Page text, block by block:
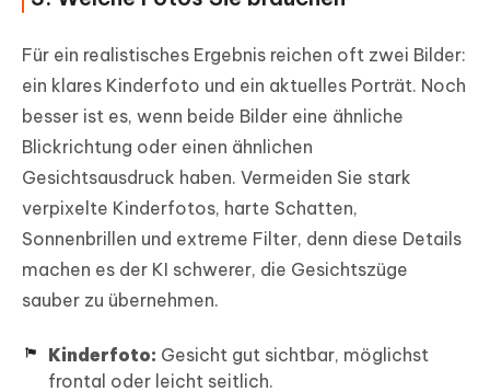
Für ein realistisches Ergebnis reichen oft zwei Bilder:
ein klares Kinderfoto und ein aktuelles Porträt. Noch
besser ist es, wenn beide Bilder eine ähnliche
Blickrichtung oder einen ähnlichen
Gesichtsausdruck haben. Vermeiden Sie stark
verpixelte Kinderfotos, harte Schatten,
Sonnenbrillen und extreme Filter, denn diese Details
machen es der KI schwerer, die Gesichtszüge
sauber zu übernehmen.
Kinderfoto: Gesicht gut sichtbar, möglichst
frontal oder leicht seitlich.